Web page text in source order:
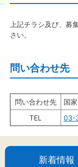
新着情報
上記チラシ及び、募
さい。
問い合わせ先
問い合わせ先
国
TEL
03-